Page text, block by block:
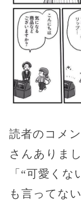
読者のコメ
さんありまし
「“可愛く
も言ってな